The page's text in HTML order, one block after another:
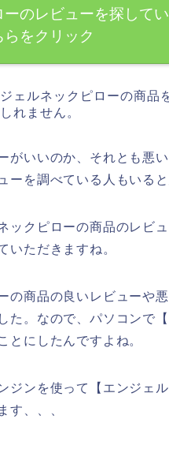
のレビューを探して
らをクリック
ェルネックピローの商品
れません。
いいのか、それとも悪
を調べている人もいると
ックピローの商品のレビ
いただきますね。
の商品の良いレビューや
た。なので、パソコンで
にしたんですよね。
ジンを使って【エンジェ
す、、、